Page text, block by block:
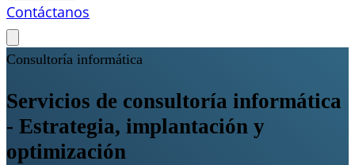
Contáctanos
Consultoría informática
Servicios de consultoría informática
- Estrategia, implantación y
optimización